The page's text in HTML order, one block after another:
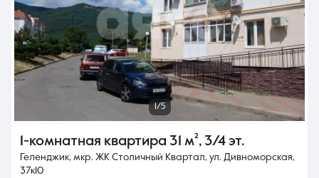
1/5
1-комнатная квартира 31 м², 3/4 эт.
Геленджик, мкр. ЖК Столичный Квартал, ул. Дивноморская,
37к10